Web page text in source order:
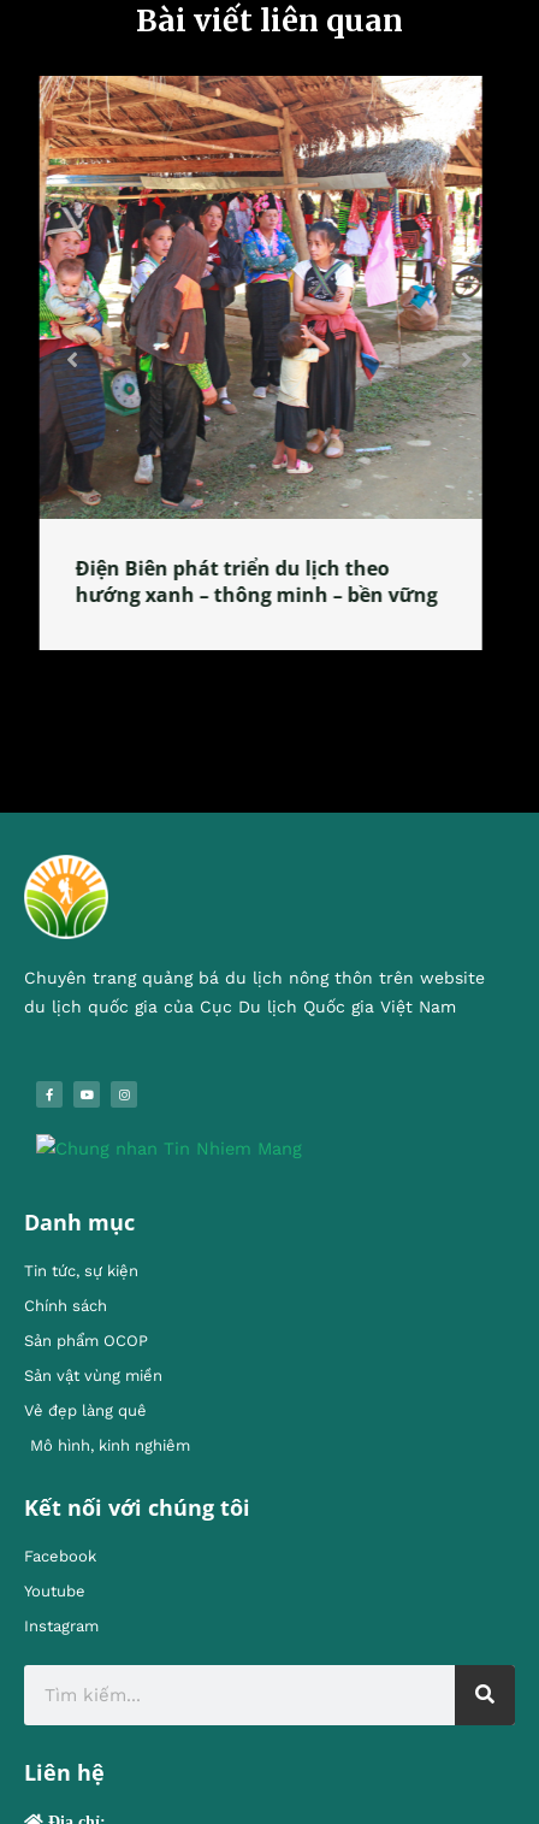
Bài viết liên quan
Làng làm bánh tẻ Phú Nhi – nơi lan
tỏa đặc sản xứ Đoài
Chuyên trang quảng bá du lịch nông thôn trên website
du lịch quốc gia của Cục Du lịch Quốc gia Việt Nam
Danh mục
Tin tức, sự kiện
Chính sách
Sản phẩm OCOP
Sản vật vùng miền
Vẻ đẹp làng quê
Mô hình, kinh nghiêm
Kết nối với chúng tôi
Facebook
Youtube
Instagram
Liên hệ